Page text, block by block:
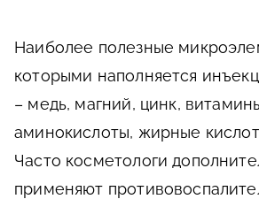
Наиболее полезные
которыми наполняется
– медь, магний, цинк,
аминокислоты, жирные
Часто косметологи
применяют